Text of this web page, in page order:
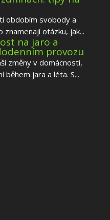
obdobím svobody a
otázku, jak...
na jaro a
provozu
změny v domácnosti,
během jara a léta. S...